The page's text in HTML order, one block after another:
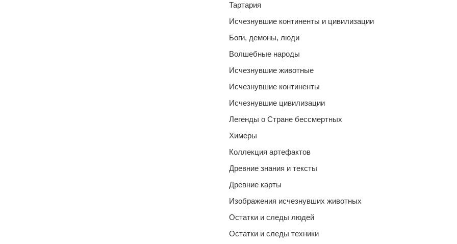
Тартария
Исчезнувшие континенты и цивилизации
Боги, демоны, люди
Волшебные народы
Исчезнувшие животные
Исчезнувшие континенты
Исчезнувшие цивилизации
Легенды о Стране бессмертных
Химеры
Коллекция артефактов
Древние знания и тексты
Древние карты
Изображения исчезнувших животных
Остатки и следы людей
Остатки и следы техники